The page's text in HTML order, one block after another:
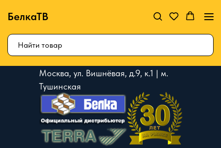
БелкаТВ
Москва, ул. Вишнёвая, д.9, к.1 | м.
Тушинская